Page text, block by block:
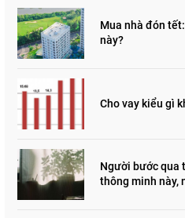
Mua nhà đón
này?
Cho vay kiểu gì
Người bước qua
thông minh này,